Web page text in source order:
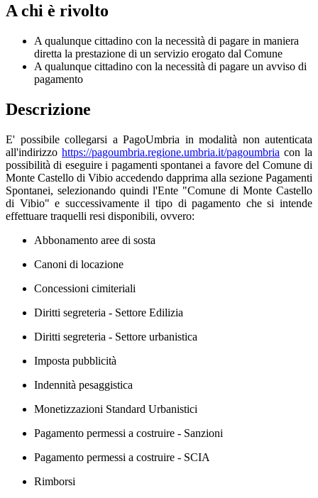
A chi è rivolto
A qualunque cittadino con la necessità di pagare in maniera
diretta la prestazione di un servizio erogato dal Comune
A qualunque cittadino con la necessità di pagare un avviso di
pagamento
Descrizione
E' possibile collegarsi a PagoUmbria in modalità non autenticata
all'indirizzo https://pagoumbria.regione.umbria.it/pagoumbria con la
possibilità di eseguire i pagamenti spontanei a favore del Comune di
Monte Castello di Vibio accedendo dapprima alla sezione Pagamenti
Spontanei, selezionando quindi l'Ente "Comune di Monte Castello
di Vibio" e successivamente il tipo di pagamento che si intende
effettuare traquelli resi disponibili, ovvero:
Abbonamento aree di sosta
Canoni di locazione
Concessioni cimiteriali
Diritti segreteria - Settore Edilizia
Diritti segreteria - Settore urbanistica
Imposta pubblicità
Indennità pesaggistica
Monetizzazioni Standard Urbanistici
Pagamento permessi a costruire - Sanzioni
Pagamento permessi a costruire - SCIA
Rimborsi